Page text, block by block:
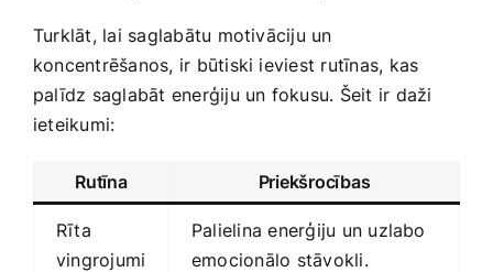
Turklāt, lai saglabātu motivāciju un
koncentrēšanos, ir būtiski ieviest rutīnas, kas
palīdz saglabāt enerģiju un fokusu. Šeit ir daži
ieteikumi:
Rutīna Priekšrocības
Rīta
vingrojumi
Palielina enerģiju un uzlabo
emocionālo stāvokli.